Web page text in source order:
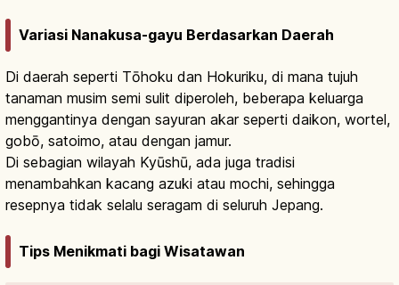
Variasi Nanakusa-gayu Berdasarkan Daerah
Di daerah seperti Tōhoku dan Hokuriku, di mana tujuh
tanaman musim semi sulit diperoleh, beberapa keluarga
menggantinya dengan sayuran akar seperti daikon, wortel,
gobō, satoimo, atau dengan jamur.
Di sebagian wilayah Kyūshū, ada juga tradisi
menambahkan kacang azuki atau mochi, sehingga
resepnya tidak selalu seragam di seluruh Jepang.
Tips Menikmati bagi Wisatawan